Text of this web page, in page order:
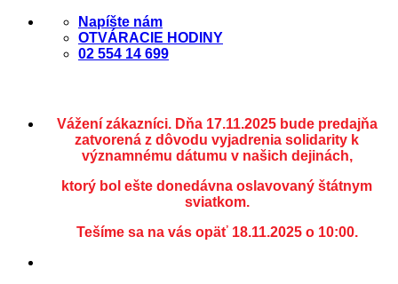
Skip
Napíšte nám
OTVÁRACIE HODINY
02 554 14 699
Vážení zákazníci. Dňa 17.11.2025 bude predajňa
zatvorená z dôvodu vyjadrenia solidarity k
významnému dátumu v našich dejinách,
ktorý bol ešte donedávna oslavovaný štátnym
sviatkom.
Tešíme sa na vás opäť 18.11.2025 o 10:00.